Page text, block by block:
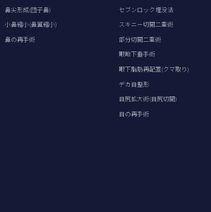
鼻尖形成(団子鼻)
小鼻縮小(鼻翼縮小)
鼻の再手術
セブンロック埋没法
スキニー切開二重術
部分切開二重術
眼瞼下垂手術
眼下脂肪再配置(クマ取り)
デカ目整形
目尻拡大術(目尻切開)
目の再手術